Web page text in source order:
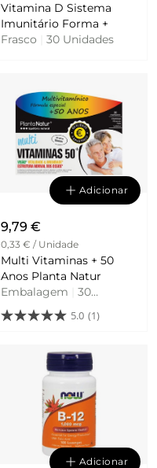
Vitamina D Sistema
Imunitário Forma +
Frasco
30 Unidades
Adicionar
9,79 €
0,33 € / Unidade
Multi Vitaminas + 50
Anos Planta Natur
Embalagem
30
Comprimidos
5.0 (1)
Adicionar